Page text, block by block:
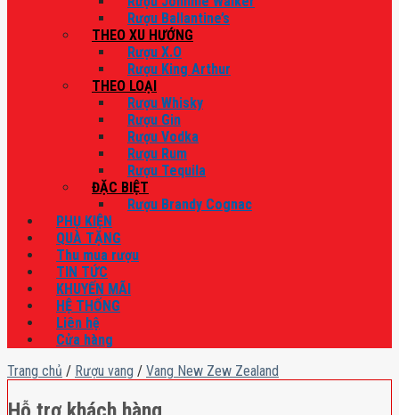
Rượu Ballantine’s
THEO XU HƯỚNG
Rượu X.O
Rượu King Arthur
THEO LOẠI
Rượu Whisky
Rượu Gin
Rượu Vodka
Rượu Rum
Rượu Tequila
ĐẶC BIỆT
Rượu Brandy Cognac
PHỤ KIỆN
QUÀ TẶNG
Thu mua rượu
TIN TỨC
KHUYẾN MÃI
HỆ THỐNG
Liên hệ
Cửa hàng
Trang chủ / Rượu vang / Vang New Zew Zealand